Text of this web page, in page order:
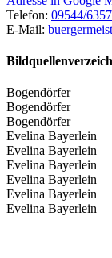
Telefon: 09544/
E-Mail:
Bogendörfer
Bogendörfer
Bogendörfer
Evelina Bayerlein
Evelina Bayerlein
Evelina Bayerlein
Evelina Bayerlein
Evelina Bayerlein
Evelina Bayerlein